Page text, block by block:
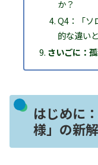
か？
Q4：「ソ
的な違い
さいごに：
はじめに
様」の新